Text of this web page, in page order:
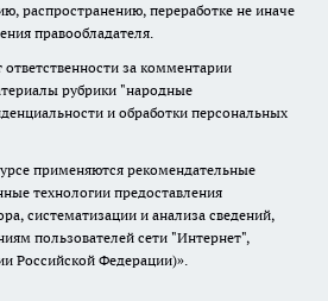
распространению, переработке не иначе
правообладателя.
ответственности за комментарии
рубрики "народные
и обработки персональных
применяются рекомендательные
технологии предоставления
систематизации и анализа сведений,
пользователей сети "Интернет",
Российской Федерации)».